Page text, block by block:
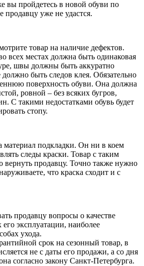
вы пройдетесь в новой обуви по
продавцу уже не удастся.
товар на наличие дефектов.
всех местах должна быть одинаковая
швы должны быть аккуратно
быть следов клея. Обязательно
поверхность обуви. Она должна
ровной – без всяких бугров,
С такими недостатками обувь будет
стопу.
материал подкладки. Он ни в коем
следы краски. Товар с таким
вернуть продавцу. Точно также нужно
что краска сходит и с
продавцу вопросы о качестве
его эксплуатации, наиболее
ухода.
срок на сезонный товар, в
не с даты его продажи, а со дня
согласно закону Санкт-Петербурга.